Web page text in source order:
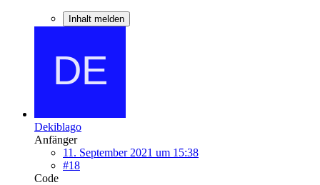
Inhalt melden
Dekiblago
Anfänger
11. September 2021 um 15:38
#18
Code